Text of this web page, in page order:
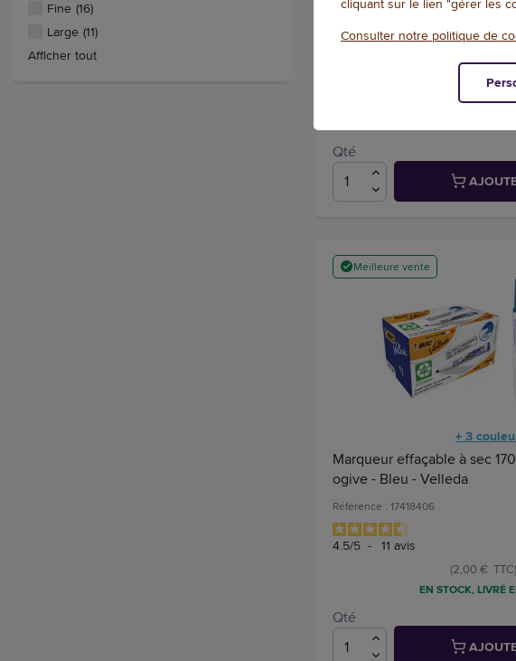
Fine (16)
Large (11)
Afficher tout
(2,00 € TTC)
Qté
Meilleure vente
+ 3
Marqueur effaçable à sec
ogive - Bleu - Velleda
Référence : 17418406
4.5/5 - 11 avis
(2,00 € TTC)
EN STOCK, LIVRÉ
Qté
Consulter notre politique de